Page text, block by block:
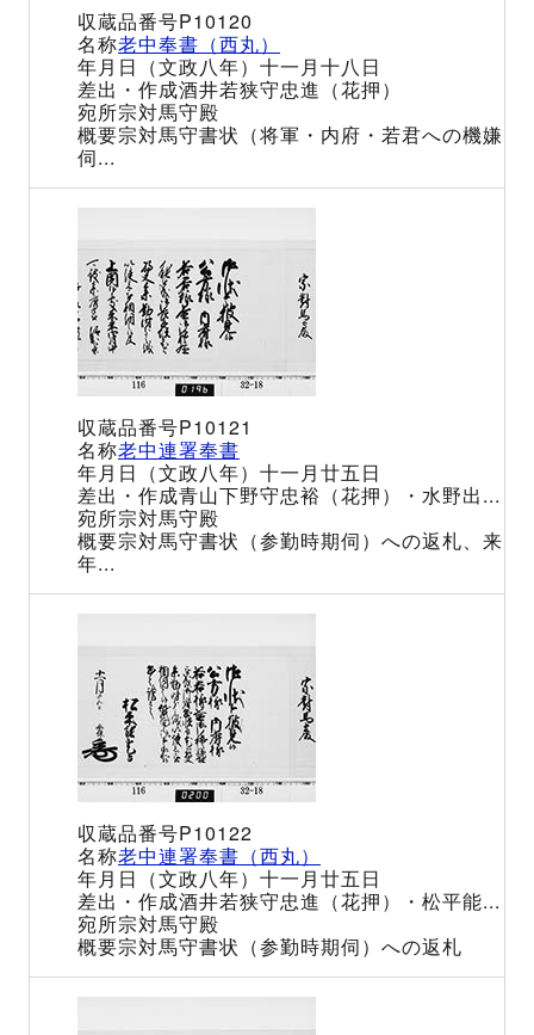
P10120
老中奉書（西丸）
（文政八年）十一月十八日
酒井若狭守忠進（花押）
宗対馬守殿
宗対馬守書状（将軍・内府・若君への機嫌
伺...
P10121
老中連署奉書
（文政八年）十一月廿五日
青山下野守忠裕（花押）・水野出...
宗対馬守殿
宗対馬守書状（参勤時期伺）への返札、来
年...
P10122
老中連署奉書（西丸）
（文政八年）十一月廿五日
酒井若狭守忠進（花押）・松平能...
宗対馬守殿
宗対馬守書状（参勤時期伺）への返札